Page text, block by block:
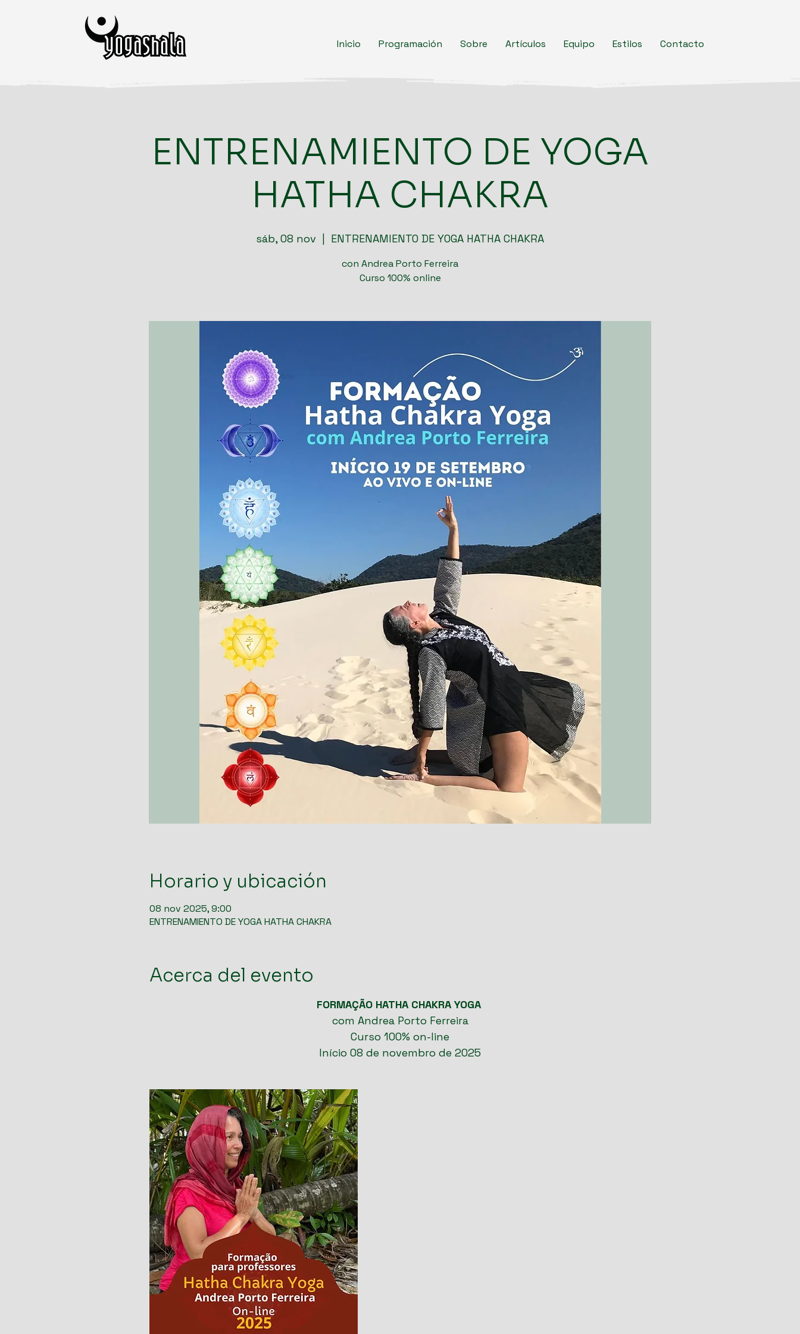
Inicio Programación Sobre Artículos Equipo Estilos Contacto
ENTRENAMIENTO DE YOGA
HATHA CHAKRA
sáb, 08 nov ENTRENAMIENTO DE YOGA HATHA CHAKRA
con Andrea Porto Ferreira
Curso 100% online
Horario y ubicación
08 nov 2025, 9:00
ENTRENAMIENTO DE YOGA HATHA CHAKRA
Acerca del evento
FORMAÇÃO HATHA CHAKRA YOGA
com Andrea Porto Ferreira
Curso 100% on-line
Início 08 de novembro de 2025